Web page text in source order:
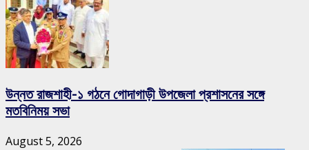
উন্নত রাজশাহী-১ গঠনে গোদাগাড়ী উপজেলা প্রশাসনের সঙ্গে
মতবিনিময় সভা
August 5, 2026